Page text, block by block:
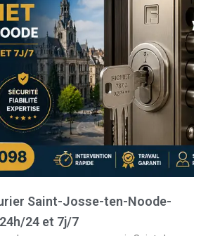
Saint-Josse-ten-Noode-
24 et 7j/7